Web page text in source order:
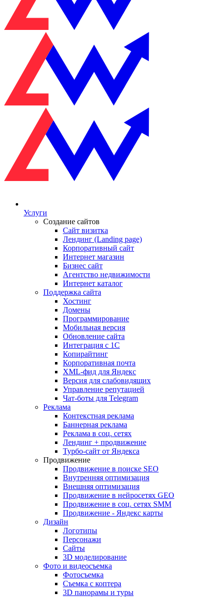
Услуги
Создание сайтов
Сайт визитка
Лендинг (Landing page)
Корпоративный сайт
Интернет магазин
Бизнес сайт
Агентство недвижимости
Интернет каталог
Поддержка сайта
Хостинг
Домены
Программирование
Мобильная версия
Обновление сайта
Интеграция с 1С
Копирайтинг
Корпоративная почта
XML-фид для Яндекс
Версия для слабовидящих
Управление репутацией
Чат-боты для Telegram
Реклама
Контекстная реклама
Баннерная реклама
Реклама в соц. сетях
Лендинг + продвижение
Турбо-сайт от Яндекса
Продвижение
Продвижение в поиске SEO
Внутренняя оптимизация
Внешняя оптимизация
Продвижение в нейросетях GEO
Продвижение в соц. сетях SMM
Продвижение - Яндекс карты
Дизайн
Логотипы
Персонажи
Сайты
3D моделирование
Фото и видеосъемка
Фотосъемка
Съемка с коптера
3D панорамы и туры